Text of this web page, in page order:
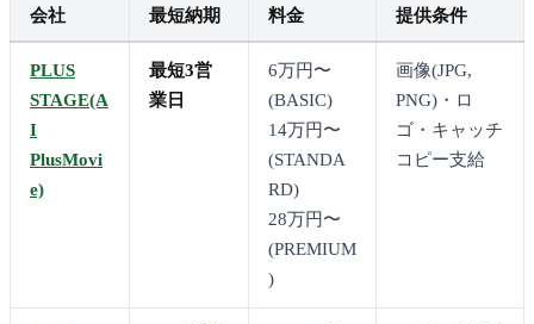
会社 最短納期 料金 提供条件
PLUS
STAGE(A
I
PlusMovi
e)
最短3営
業日
6万円〜
(BASIC)
14万円〜
(STANDA
RD)
28万円〜
(PREMIUM
)
画像(JPG,
PNG)・ロ
ゴ・キャッチ
コピー支給